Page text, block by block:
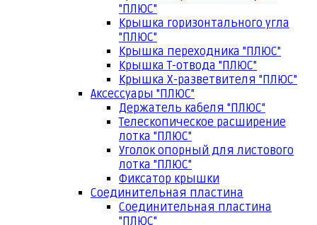
"ПЛЮС"
Крышка горизонтального угла
"ПЛЮС"
Крышка переходника "ПЛЮС"
Крышка Т-отвода "ПЛЮС"
Крышка Х-разветвителя "ПЛЮС"
Аксессуары "ПЛЮС"
Держатель кабеля "ПЛЮС"
Телескопическое расширение
лотка "ПЛЮС"
Уголок опорный для листового
лотка "ПЛЮС"
Фиксатор крышки
Соединительная пластина
Соединительная пластина
"ПЛЮС"